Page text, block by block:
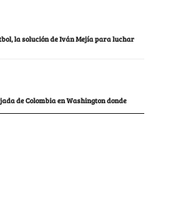
la solución de Iván Mejía para luchar
de Colombia en Washington donde